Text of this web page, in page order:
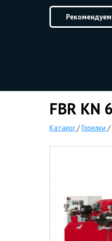
FBR KN
Каталог /Горелки /